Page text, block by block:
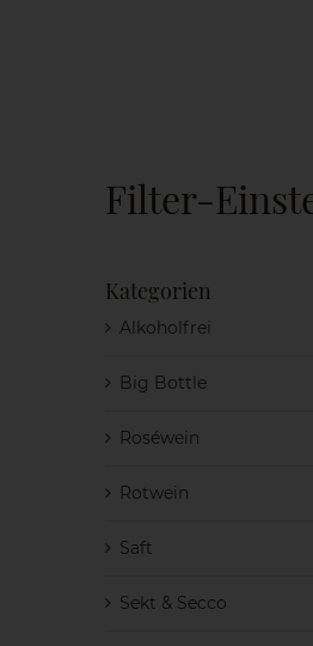
Filter-
Kategorien
Alkoholfrei
Big Bottle
Roséwein
Rotwein
Saft
Sekt & Secco